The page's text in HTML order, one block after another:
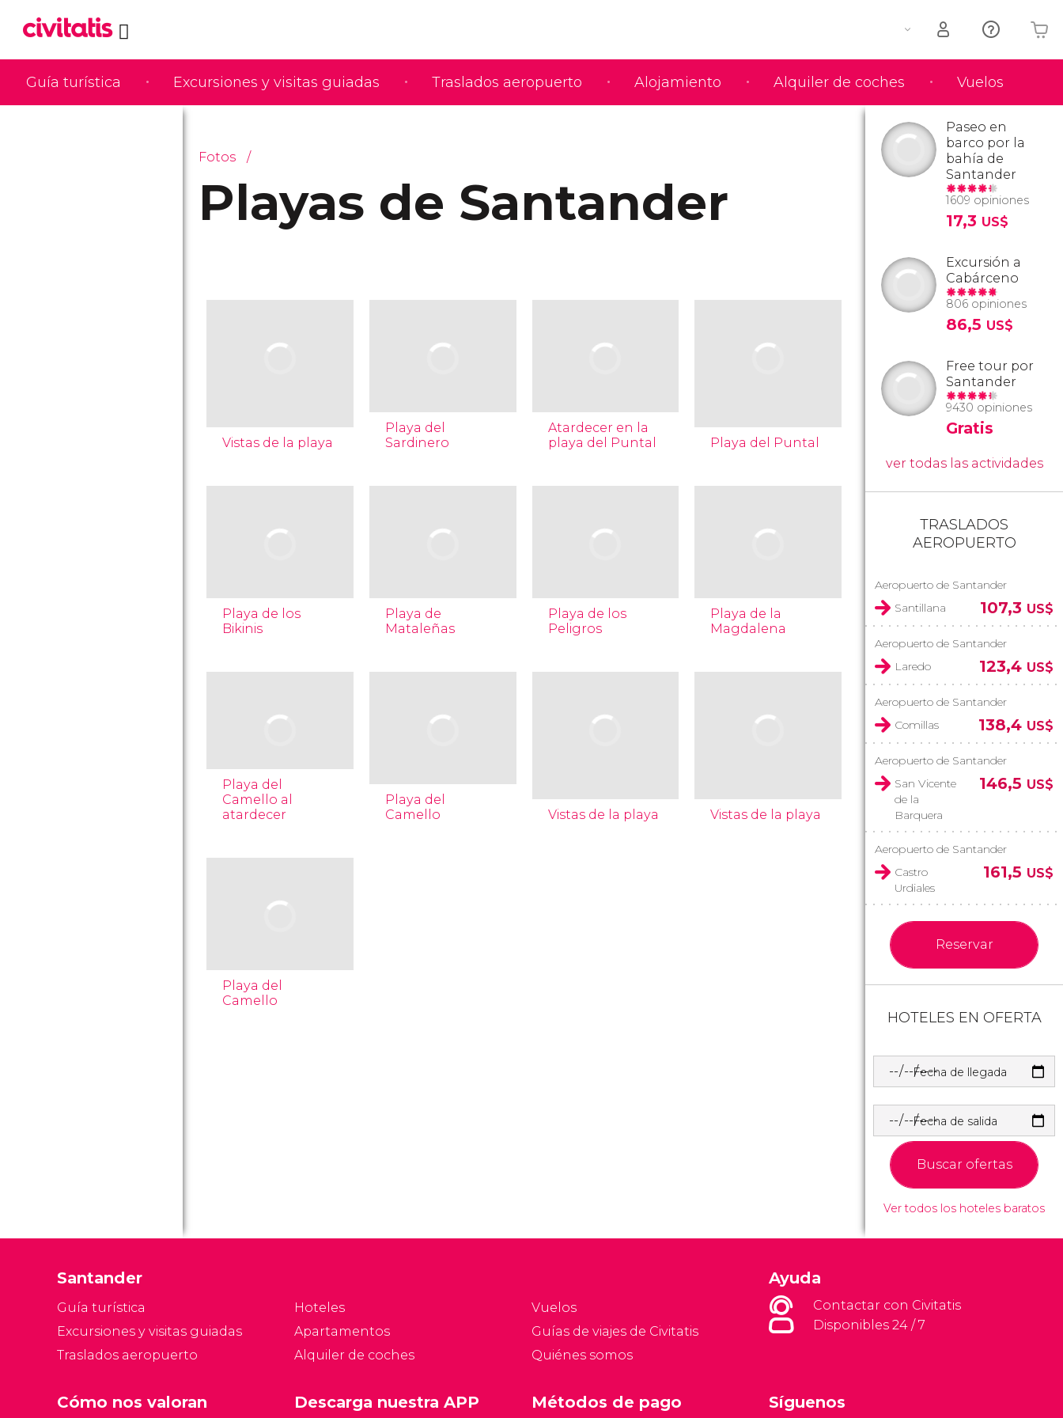
Guía turística Excursiones y visitas guiadas Traslados aeropuerto Alojamiento Alquiler de coches Vuelos
Tu carrito está vacío
Fotos
Playas de Santander
Vistas de la playa
Playa del
Sardinero
Atardecer en la
playa del Puntal
Playa del Puntal
Playa de los
Bikinis
Playa de
Mataleñas
Playa de los
Peligros
Playa de la
Magdalena
Playa del
Camello al
atardecer
Playa del
Camello
Vistas de la playa Vistas de la playa
Playa del
Camello
Paseo en
barco por la
bahía de
Santander
1609 opiniones
17,3 US$
Excursión a
Cabárceno
806 opiniones
86,5 US$
Free tour por
Santander
9430 opiniones
Gratis
ver todas las actividades
TRASLADOS
AEROPUERTO
Aeropuerto de Santander
Santillana
107,3 US$
Aeropuerto de Santander
Laredo
123,4 US$
Aeropuerto de Santander
Comillas
138,4 US$
Aeropuerto de Santander
San Vicente
de la
Barquera
146,5 US$
Aeropuerto de Santander
Castro
Urdiales
161,5 US$
Reservar
HOTELES EN OFERTA
Fecha de llegada
Fecha de salida
Buscar ofertas
Ver todos los hoteles baratos
Santander
Guía turística
Excursiones y visitas guiadas
Traslados aeropuerto
Hoteles
Apartamentos
Alquiler de coches
Vuelos
Guías de viajes de Civitatis
Quiénes somos
Ayuda
Contactar con Civitatis
Disponibles 24 / 7
Cómo nos valoran Síguenos
Descarga nuestra APP Métodos de pago